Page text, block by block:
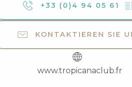
+33 (0)4 94 05 61
KONTAKTIEREN SIE
www.tropicanaclub.fr